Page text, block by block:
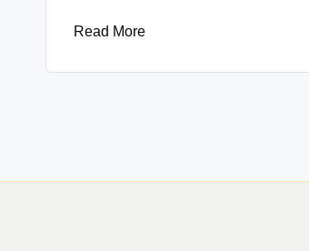
Read More
dos